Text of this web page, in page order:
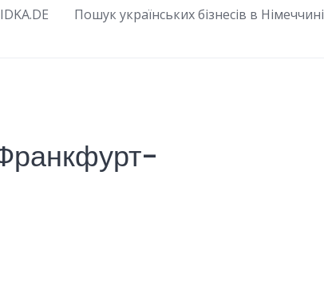
Пошук українських бізнесів в Німеччині